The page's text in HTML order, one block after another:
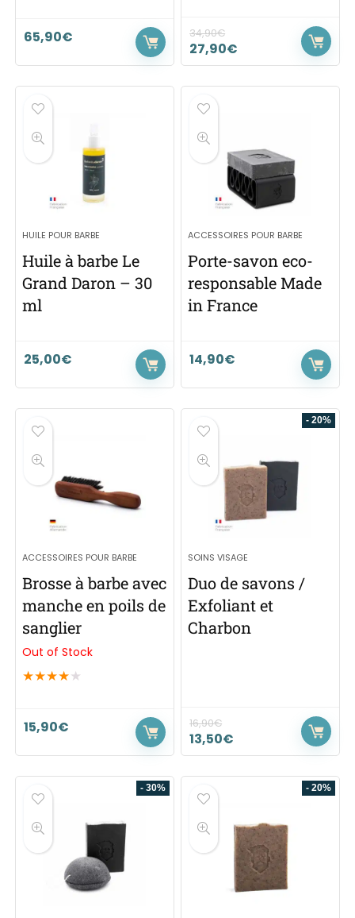
65,90€ 34,90€
27,90€
HUILE POUR BARBE
Huile à barbe Le
Grand Daron – 30
ml
25,00€
ACCESSOIRES POUR BARBE
Porte-savon eco-
responsable Made
in France
14,90€
ACCESSOIRES POUR BARBE
Brosse à barbe avec
manche en poils de
sanglier
Out of Stock
★★★★★
15,90€
- 20%
SOINS VISAGE
Duo de savons /
Exfoliant et
Charbon
16,90€
13,50€
- 30% - 20%